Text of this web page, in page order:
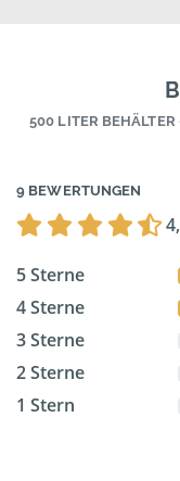
500 LITER
9 BEWERTUNGEN
5 Sterne
4 Sterne
3 Sterne
2 Sterne
1 Stern